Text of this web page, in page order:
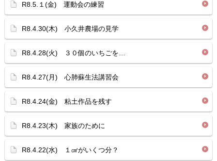
R8.5.１(金) 運動会の練習
R8.4.30(木) 小久井農場の見学
R8.4.28(火) ３０個のいちごを…
R8.4.27(月) 心肺蘇生法講習会
R8.4.24(金) 粘土作品を残す
R8.4.23(木) 家族のために
R8.4.22(水) １㎤がいくつ分？